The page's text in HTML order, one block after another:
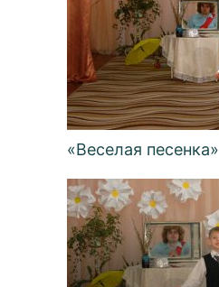
«Веселая песенка»